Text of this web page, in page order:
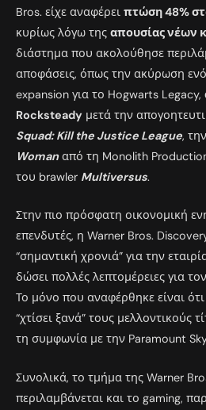
Bros. είχε αναφέρει πτώση 48%
κυρίως λόγω της απουσίας νέων
διάστημα που ακολούθησε
αποφάσεις, όπως την ακύρωση
expansion για το Hogwarts Legacy,
Rocksteady μετά την
Squad: Kill the Justice League,
Womanαπό τη Monolith
του brawler Multiversus.
Στην πιο πρόσφατη οικονομική
επενδυτές, η Warner Bros.
“σημαντική χρονιά” για την
δώσει πολλές λεπτομέρειες για
Το μόνο που αναφέρθηκε είναι ότι
“χτίσει ξανά” τους μελλοντικούς
τη συμφωνία με την Paramount
Συνολικά, το τμήμα της Warner
περιλαμβάνεται και το gaming,